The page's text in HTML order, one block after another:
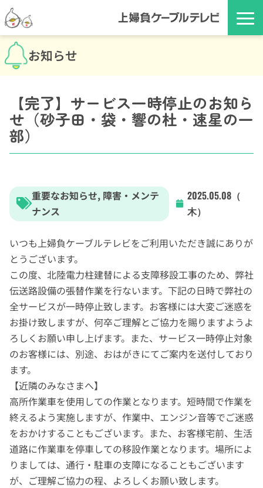
お知らせ
【完了】サービス一時停止のお知ら
せ（砂子田・袋・響の杜・速星の一
部）
重要なお知らせ, 障害・メンテ
ナンス
2025.05.08（
木）
いつも上婦負ケーブルテレビをご利用いただき誠にありが
とうございます。
この度、北陸電力柱建替による支障移設工事のため、弊社
伝送路設備の張替作業を行ないます。下記の日時で弊社の
全サービスが一時停止致します。お客様には大変ご迷惑を
お掛け致しますが、何卒ご理解とご協力を賜りますようよ
ろしくお願い申し上げます。また、サービス一時停止対象
のお客様には、別途、おはがきにてご案内を送付しており
ます。
【近隣のみなさまへ】
高所作業車を使用しての作業となります。短時間で作業を
終えるよう実施しますが、作業中、エンジン音等でご迷惑
をおかけすることもございます。また、お客様宅前、生活
道路に作業車を停車しての移設作業となります。場所によ
りましては、通行・駐車の支障になることもございます
が、ご理解ご協力の程、よろしくお願い致します。